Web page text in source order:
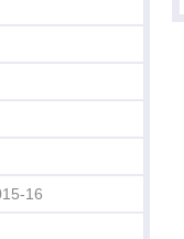
16